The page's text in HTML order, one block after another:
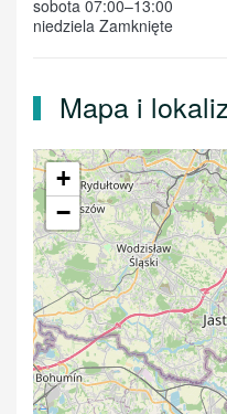
sobota 07:00–13:00
niedziela Zamknięte
Mapa i
+
−